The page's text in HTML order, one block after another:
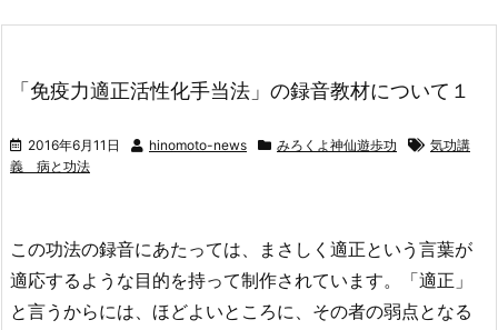
「免疫力適正活性化手当法」の録音教材について１
2016年6月11日 hinomoto-news みろくよ神仙遊歩功
気功講
義 病と功法
この功法の録音にあたっては、まさしく適正という言葉が
適応するような目的を持って制作されています。「適正」
と言うからには、ほどよいところに、その者の弱点となる